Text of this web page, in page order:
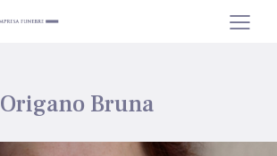
Origano Bruna